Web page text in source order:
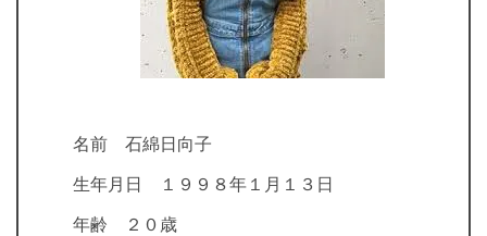
名前 石綿日向子
生年月日 １９９８年１月１３日
年齢 ２０歳